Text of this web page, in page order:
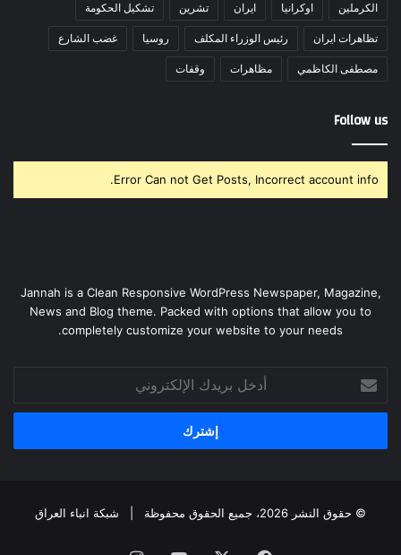
الكرملين اوكرانيا ايران تشرين تشكيل الحكومة
تظاهرات ايران رئيس الوزراء المكلف روسيا غضب الشارع
مصطفى الكاظمي مظاهرات وقفات
Follow us
Error Can not Get Posts, Incorrect account info.
Jannah is a Clean Responsive WordPress Newspaper, Magazine,
News and Blog theme. Packed with options that allow you to
completely customize your website to your needs.
بريدك
الإلكتروني
© حقوق النشر 2026، جميع الحقوق محفوظة | شبكة انباء العراق